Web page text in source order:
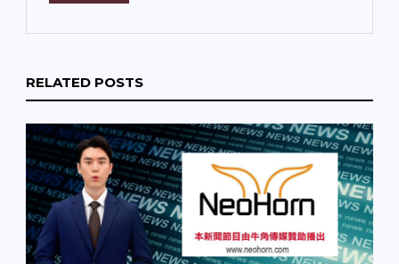
RELATED POSTS